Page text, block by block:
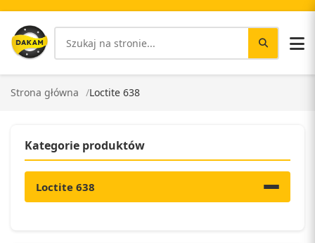
Strona główna Loctite 638
Kategorie produktów
Loctite 638